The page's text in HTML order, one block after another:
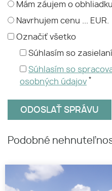
Mám záujem o
Navrhujem cenu ... EUR.
Označiť všetko
Súhlasím so
Súhlasím so
osobných údajov *
Podobné